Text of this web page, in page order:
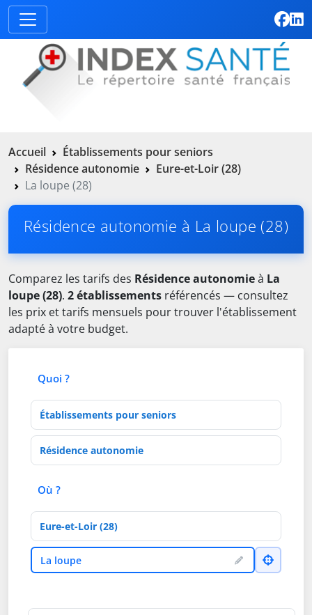
Accueil
Établissements pour seniors
Résidence autonomie
Eure-et-Loir (28)
La loupe (28)
Résidence autonomie à La loupe (28)
Comparez les tarifs des Résidence autonomieà La
loupe (28). 2 établissements référencés — consultez
les prix et tarifs mensuels pour trouver l'établissement
adapté à votre budget.
Quoi ?
Type d'établissement
Activités de soins
Où ?
Département
VilleLa loupe